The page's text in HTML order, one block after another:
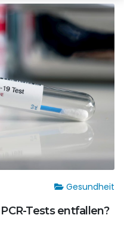
Gesundheit
Tests entfallen?